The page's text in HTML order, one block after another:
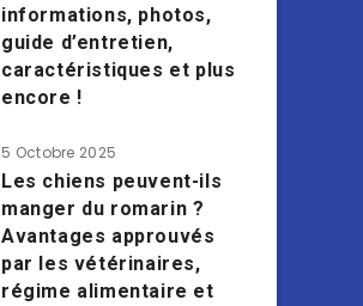
informations, photos,
guide d’entretien,
caractéristiques et plus
encore !
5 Octobre 2025
Les chiens peuvent-ils
manger du romarin ?
Avantages approuvés
par les vétérinaires,
régime alimentaire et